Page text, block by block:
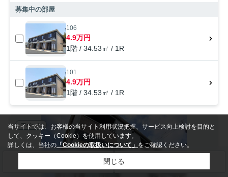
募集中の部屋
106
4.9万円
1階 / 34.53㎡ / 1R
101
4.9万円
1階 / 34.53㎡ / 1R
アパート
当サイトでは、お客様の当サイト利用状況把握、サービス向上検討を目的と
して、クッキー（Cookie）を使用しています。
詳しくは、当社の 「Cookieの取扱いについて」 をご確認ください。
閉じる